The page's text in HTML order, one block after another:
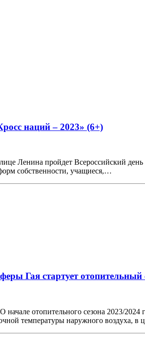
наций – 2023» (6+)
Ленина пройдет Всероссийский
собственности, учащиеся,…
Гая стартует отопительный
отопительного сезона 2023/
температуры наружного воздуха,